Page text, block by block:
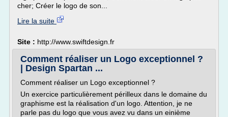
cher; Créer le logo de son...
Lire la suite
Site : http://www.swiftdesign.fr
Comment réaliser un Logo exceptionnel ?
| Design Spartan ...
Comment réaliser un Logo exceptionnel ?
Un exercice particulièrement périlleux dans le domaine du
graphisme est la réalisation d'un logo. Attention, je ne
parle pas du logo que vous avez vu dans un einième